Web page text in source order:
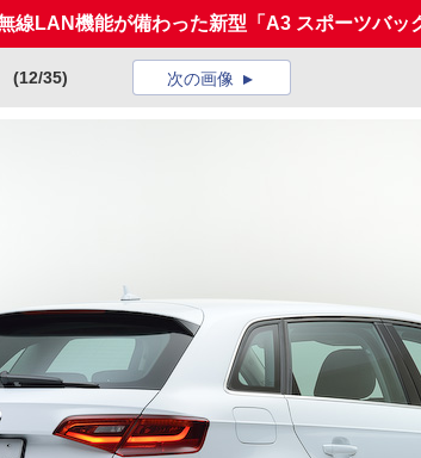
線LAN機能が備わった新型「A3 スポーツバッ
(12/35) 次の画像